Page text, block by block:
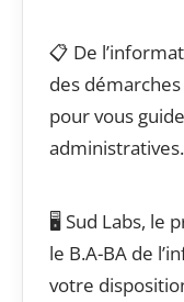
📋 De
des
pour vous
administratives.
🖥️ Sud Labs, le
le B.A-BA de
votre